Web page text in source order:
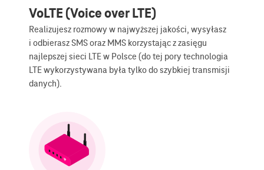
VoLTE (Voice over LTE)
Realizujesz rozmowy w najwyższej jakości, wysyłasz
i odbierasz SMS oraz MMS korzystając z zasięgu
najlepszej sieci LTE w Polsce (do tej pory technologia
LTE wykorzystywana była tylko do szybkiej transmisji
danych).